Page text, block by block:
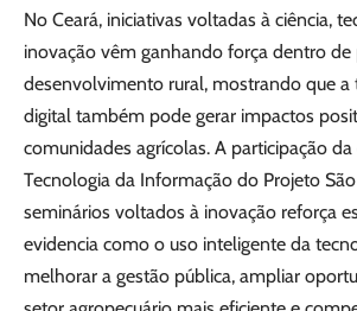
No Ceará, iniciativas voltadas à ciência,
inovação vêm ganhando força dentro
desenvolvimento rural, mostrando que a
digital também pode gerar impactos
comunidades agrícolas. A participação
Tecnologia da Informação do Projeto
seminários voltados à inovação reforça
evidencia como o uso inteligente da
melhorar a gestão pública, ampliar